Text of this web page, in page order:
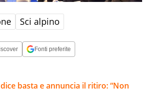
Sci alpino
Fonti preferite
basta e annuncia il ritiro: “Non